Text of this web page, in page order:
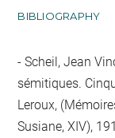
BIBLIOGRAPHY
Scheil, Jean
sémitiques.
Leroux,
Susiane, XIV),